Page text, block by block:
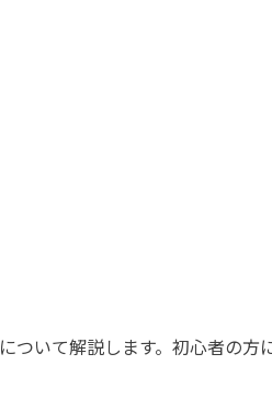
について解説します。初心者の方